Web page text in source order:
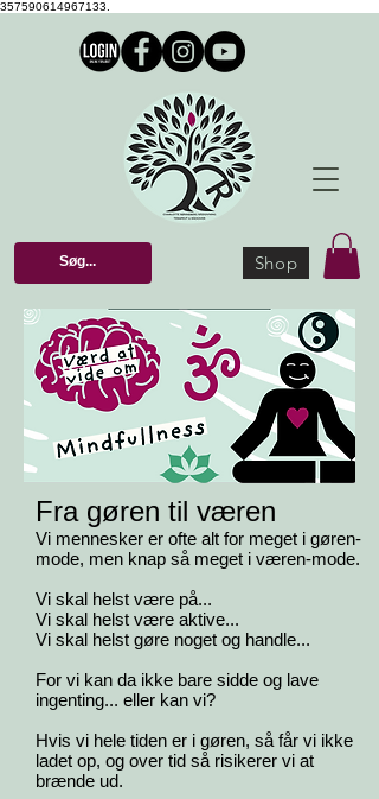
357590614967133.
Shop
Fra gøren til væren
Vi mennesker er ofte alt for meget i gøren-
mode, men knap så meget i væren-mode.
Vi skal helst være på...
Vi skal helst være aktive...
Vi skal helst gøre noget og handle...
For vi kan da ikke bare sidde og lave
ingenting... eller kan vi?
Hvis vi hele tiden er i gøren, så får vi ikke
ladet op, og over tid så risikerer vi at
brænde ud.